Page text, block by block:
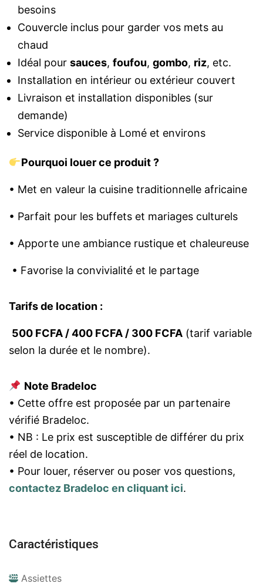
besoins
Couvercle inclus pour garder vos mets au
chaud
Idéal pour sauces, foufou, gombo, riz, etc.
Installation en intérieur ou extérieur couvert
Livraison et installation disponibles (sur
demande)
Service disponible à Lomé et environs
Pourquoi louer ce produit ?
• Met en valeur la cuisine traditionnelle africaine
• Parfait pour les buffets et mariages culturels
• Apporte une ambiance rustique et chaleureuse
• Favorise la convivialité et le partage
Tarifs de location :
500 FCFA / 400 FCFA / 300 FCFA (tarif variable
selon la durée et le nombre).
Note Bradeloc
• Cette offre est proposée par un partenaire
vérifié Bradeloc.
• NB : Le prix est susceptible de différer du prix
réel de location.
• Pour louer, réserver ou poser vos questions,
contactez Bradeloc en cliquant ici.
Caractéristiques
Assiettes